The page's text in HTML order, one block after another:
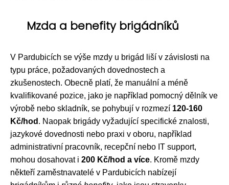
Mzda a benefity brigádníků
V Pardubicích se výše mzdy u brigád liší v závislosti na
typu práce, požadovaných dovednostech a
zkušenostech. Obecně platí, že manuální a méně
kvalifikované pozice, jako je například pomocný dělník ve
výrobě nebo skladník, se pohybují v rozmezí 120-160
Kč/hod . Naopak brigády vyžadující specifické znalosti,
jazykové dovednosti nebo praxi v oboru, například
administrativní pracovník, recepční nebo IT support,
mohou dosahovat i 200 Kč/hod a více. Kromě mzdy
někteří zaměstnavatelé v Pardubicích nabízejí